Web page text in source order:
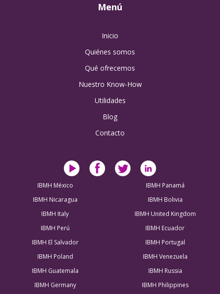
Menú
Inicio
Quiénes somos
Qué ofrecemos
Nuestro Know-How
Utilidades
Blog
Contacto
IBMH México
IBMH Panamá
IBMH Nicaragua
IBMH Bolivia
IBMH Italy
IBMH United Kingdom
IBMH Perú
IBMH Ecuador
IBMH El Salvador
IBMH Portugal
IBMH Poland
IBMH Venezuela
IBMH Guatemala
IBMH Russia
IBMH Germany
IBMH Philippines